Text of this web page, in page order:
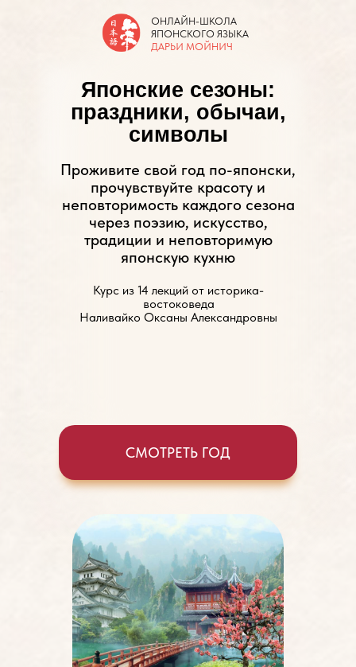
Проживите свой год по-японски,
прочувствуйте красоту и
неповторимость каждого сезона
через поэзию, искусство,
традиции и неповторимую
японскую кухню
ОНЛАЙН-ШКОЛА
ЯПОНСКОГО ЯЗЫКА
ДАРЬИ МОЙНИЧ
Японские сезоны:
праздники, обычаи,
символы
Курс из 14 лекций от историка-
востоковеда
Наливайко Оксаны Александровны
СМОТРЕТЬ ГОД